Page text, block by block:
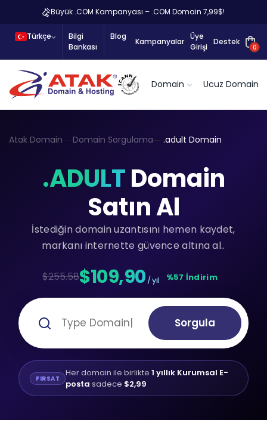
Büyük .COM Kampanyası – .COM Domain 7,99$!
Türkçe
Bilgi
Bankası
Blog
Kampanyalar
Üye
Girişi
Destek
0
Domain Ucuz Domain
Atak Domain Domain Sorgulama .adult Domain
.ADULTDomain
Satın Al
İstediğin domain uzantısını hemen kaydet,
markanı internette güvence altına al..
$255.58$109,90 / yıl %57 İndirim
Sorgula
FIRSAT Her domain ile birlikte 1 yıllık Kurumsal E-
posta sadece $2,99